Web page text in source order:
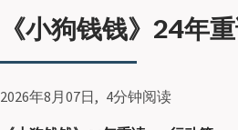
《小狗钱钱》24年
2026年8月07日 4分钟阅读